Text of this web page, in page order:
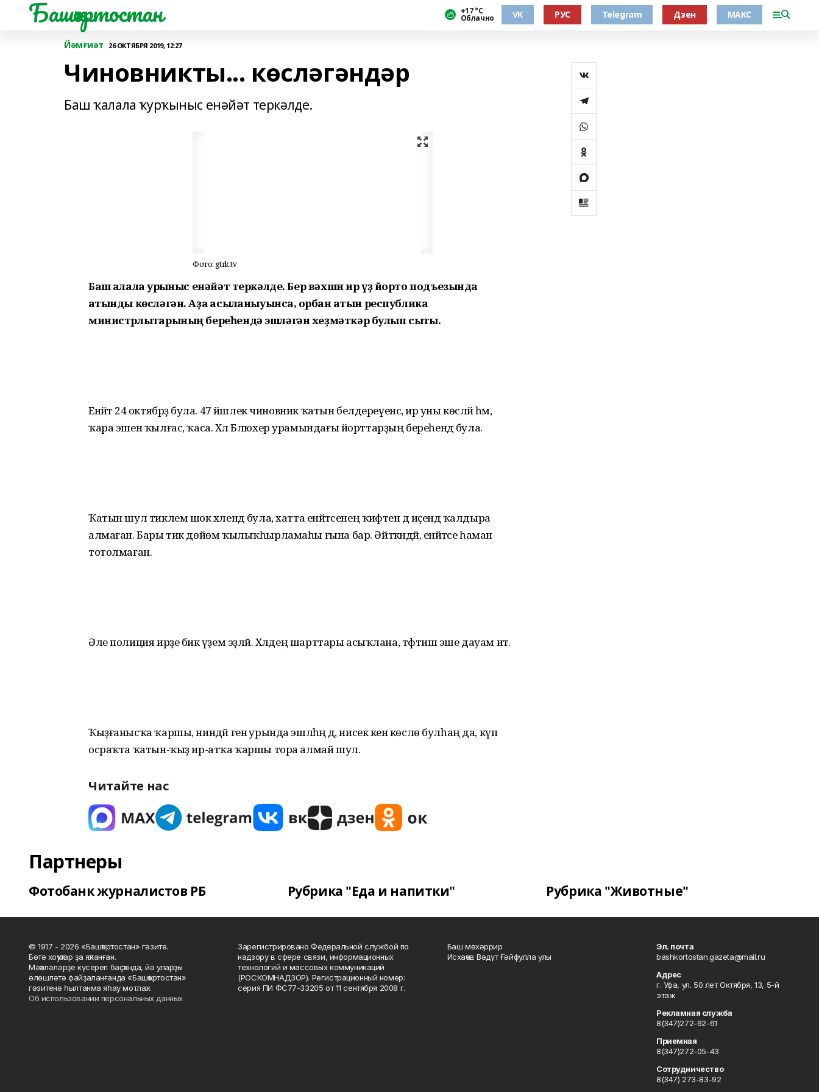
Башҡортостан +17 °С
Облачно VK РУС Telegram Дзен МАКС
Йәмғиәт 26 ОКТЯБРЯ 2019, 12:27
Чиновникты... көсләгәндәр
Баш ҡалала ҡурҡыныс енәйәт теркәлде.
Фото: gtrk.tv
Баш ҡалала ҡурҡыныс енәйәт теркәлде. Бер вәхши ир үҙ йорто подъезында
ҡатынды көсләгән. Аҙаҡ асыҡланыуынса, ҡорбан ҡатын республика
министрлыҡтарының береһендә эшләгән хеҙмәткәр булып сыҡты.
Енәйәт 24 октябрҙә була. 47 йәшлек чиновник ҡатын белдереүенсә, ир уны көсләй һәм,
ҡара эшен ҡылғас, ҡаса. Хәл Блюхер урамындағы йорттарҙың береһендә була.
Ҡатын шул тиклем шок хәлендә була, хатта енәйәтсенең ҡиәфәтен дә иҫендә ҡалдыра
алмаған. Бары тик дөйөм ҡылыҡһырламаһы ғына бар. Әйткәндәй, енәйәтсе һаман
тотолмаған.
Әле полиция ирҙе бик әүҙем эҙләй. Хәлдең шарттары асыҡлана, тәфтиш эше дауам итә.
Ҡыҙғанысҡа ҡаршы, ниндәй генә урында эшләһәң дә, нисек кенә көслө булһаң да, күп
осраҡта ҡатын-ҡыҙ ир-атҡа ҡаршы тора алмай шул.
Читайте нас
Партнеры
Фотобанк журналистов РБ Рубрика "Еда и напитки" Рубрика "Животные"
© 1917 - 2026 «Башҡортостан» гәзите.
Бөтә хоҡуҡтар ҙа яҡланған.
Мәҡәләләрҙе күсереп баҫҡанда, йә уларҙы
өлөшләтә файҙаланғанда «Башҡортостан»
гәзитенә һылтанма яһау мотлаҡ.
Об использовании персональных данных
Зарегистрировано Федеральной службой по
надзору в сфере связи, информационных
технологий и массовых коммуникаций
(РОСКОМНАДЗОР). Регистрационный номер:
серия ПИ ФС77-33205 от 11 сентября 2008 г.
Баш мөхәррир
Исхаҡов Вәдүт Ғәйфулла улы
Эл. почта
bashkortostan.gazeta@mail.ru
Адрес
г. Уфа, ул. 50 лет Октября, 13, 5-й
этаж
Рекламная служба
8(347)272-62-61
Приемная
8(347)272-05-43
Сотрудничество
8(347) 273-83-92